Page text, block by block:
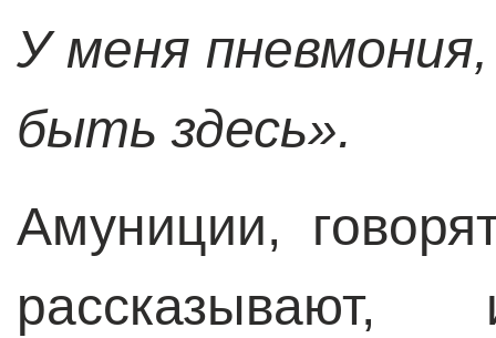
У меня
быть здесь».
Амуниции,
рассказывают,